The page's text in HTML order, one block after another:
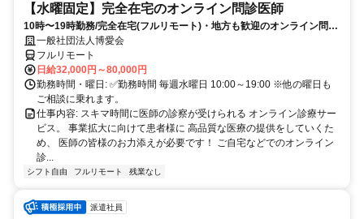
【水曜固定】完全在宅のオンライン問診医師
10時〜19時勤務/完全在宅(フルリモート)・地方も歓迎のオンライン問診
業務一般社団法人博愛会
フルリモート
日給32,000円～80,000円
勤務時間・曜日: ✅勤務時間 毎週水曜日 10:00～19:00 ※他の曜日も
ご相談に乗れます。
仕事内容: スキマ時間に医師の診察が受けられる オンライン診療サー
ビス。 事業拡大に向けて患者様に 高品質な医療の提供をしていくた
め、 医師の皆様のお力添えが必要です！ ご自宅などでのオンライン
診...
シフト自由 フルリモート 残業なし
派遣社員